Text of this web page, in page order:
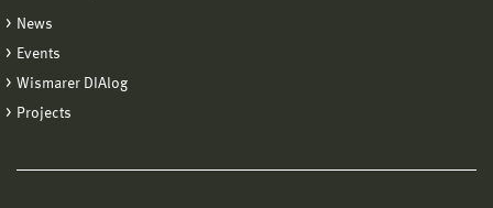
News
Events
Wismarer DIAlog
Projects